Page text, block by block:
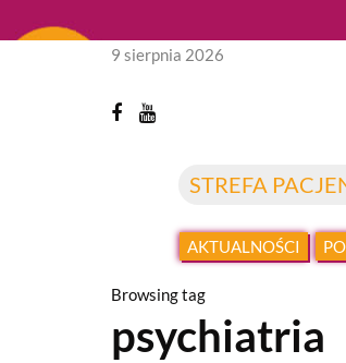
STREFA
9 sierpnia 2026
AKTUALNOŚCI
Browsing tag
psychiatria